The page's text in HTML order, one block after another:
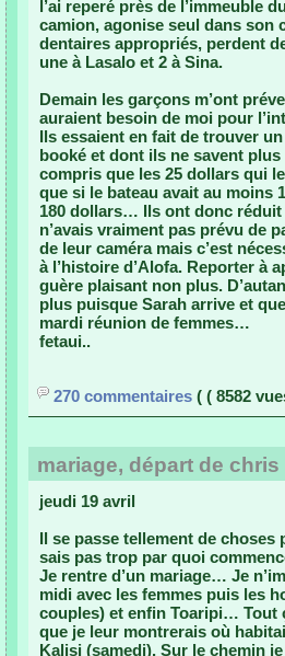
l’ai reperé près de l’immeuble
camion, agonise seul dans son
dentaires appropriés, perdent
une à Lasalo et 2 à Sina.
Demain les garçons m’ont
auraient besoin de moi pour
Ils essaient en fait de trouver
booké et dont ils ne savent plus
compris que les 25 dollars qui
que si le bateau avait au moins
180 dollars… Ils ont donc réduit
n’avais vraiment pas prévu de
de leur caméra mais c’est
à l’histoire d’Alofa. Reporter à
guère plaisant non plus.
plus puisque Sarah arrive et
mardi réunion de femmes…
fetaui..
270 commentaires ( ( 8582
mariage, départ de
jeudi 19 avril
Il se passe tellement de
sais pas trop par quoi
Je rentre d’un mariage… Je
midi avec les femmes puis les
couples) et enfin Toaripi… Tout
que je leur montrerais où
Kalisi (samedi). Sur le chemin